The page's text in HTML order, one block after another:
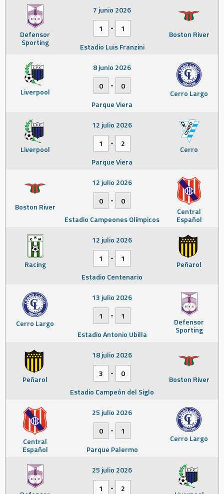
Defensor
Sporting
Boston River
7 junio 2026
1
-
1
Estadio Luis Franzini
Liverpool Cerro Largo
8 junio 2026
0
-
0
Parque Viera
Liverpool Cerro
12 julio 2026
1
-
2
Parque Viera
Boston River Central
Español
12 julio 2026
0
-
0
Estadio Campeones Olímpicos
Racing Peñarol
12 julio 2026
1
-
1
Estadio Centenario
Cerro Largo Defensor
Sporting
13 julio 2026
1
-
1
Estadio Antonio Ubilla
Peñarol Boston River
18 julio 2026
3
-
0
Estadio Campeón del Siglo
Central
Español
Cerro Largo
25 julio 2026
0
-
1
Parque Palermo
25 julio 2026
1
-
2